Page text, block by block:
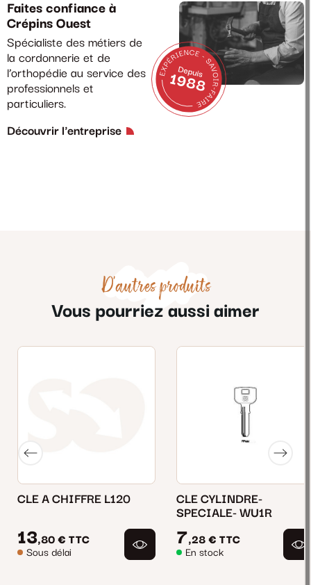
Faites confiance à
Crépins Ouest
Spécialiste des métiers de
la cordonnerie et de
l’orthopédie au service des
professionnels et
particuliers.
Découvrir l'entreprise
D'autres produits
Vous pourriez aussi aimer
CLE A CHIFFRE L120
13,80 € TTC
Sous délai
CLE CYLINDRE-
SPECIALE- WU1R
7,28 € TTC
En stock